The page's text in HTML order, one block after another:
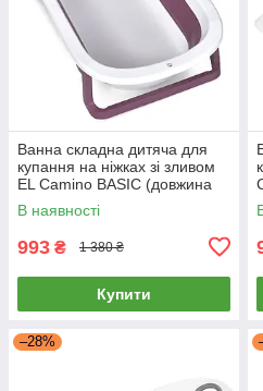
Ванна складна дитяча для
купання на ніжках зі зливом
EL Camino BASIC (довжина
78см) ME 1152 Pink Рожева
В наявності
993 ₴ 1 380 ₴
Купити
–28%